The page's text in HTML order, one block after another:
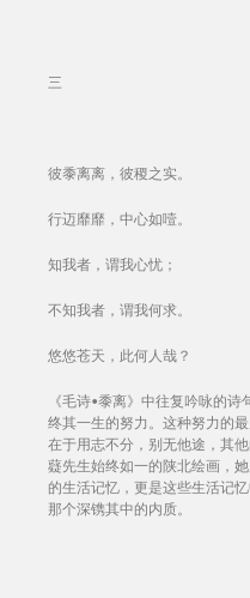
三
彼黍离离，彼稷之实。
行迈靡靡，中心如噎。
知我者，谓我心忧；
不知我者，谓我何求。
悠悠苍天，此何人哉？
《毛诗•黍离》中往复吟咏的
终其一生的努力。这种努力的
在于用志不分，别无他途，其
薿先生始终如一的陕北绘画，
的生活记忆，更是这些生活记
那个深镌其中的内质。